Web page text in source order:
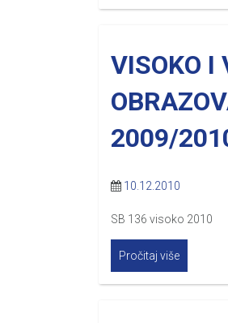
VISOKO I
2009/
10.12.2010
SB 136 visoko 2010
Pročitaj više